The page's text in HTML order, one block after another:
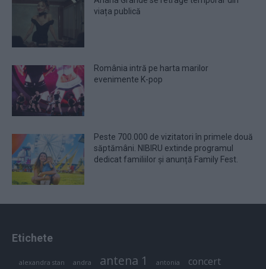
viața publică
România intră pe harta marilor
evenimente K-pop
Peste 700.000 de vizitatori în primele două
săptămâni. NIBIRU extinde programul
dedicat familiilor și anunță Family Fest.
Etichete
alexandra stan andra antena 1 antonia concert